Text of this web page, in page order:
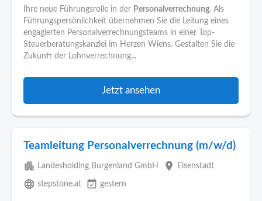
Ihre neue Führungsrolle in der Personalverrechnung. Als
Führungspersönlichkeit übernehmen Sie die Leitung eines
engagierten Personalverrechnungsteams in einer Top-
Steuerberatungskanzlei im Herzen Wiens. Gestalten Sie die
Zukunft der Lohnverrechnung...
Jetzt ansehen
Teamleitung Personalverrechnung (m/w/d)
apartment Landesholding Burgenland GmbH place Eisenstadt
language stepstone.at event_available gestern